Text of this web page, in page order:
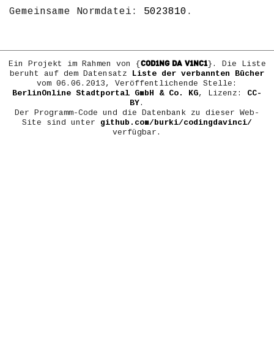
Gemeinsame Normdatei: 5023810 .
Ein Projekt im Rahmen von {COD1NG DA V1NC1}. Die Liste
beruht auf dem Datensatz Liste der verbannten Bücher
vom 06.06.2013, Veröffentlichende Stelle:
BerlinOnline Stadtportal GmbH & Co. KG, Lizenz: CC-
BY.
Der Programm-Code und die Datenbank zu dieser Web-
Site sind unter github.com/burki/codingdavinci/
verfügbar.